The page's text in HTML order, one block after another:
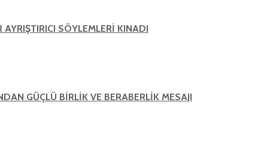
SÖYLEMLERİ KINADI
GÜÇLÜ BİRLİK VE BERABERLİK MESAJI